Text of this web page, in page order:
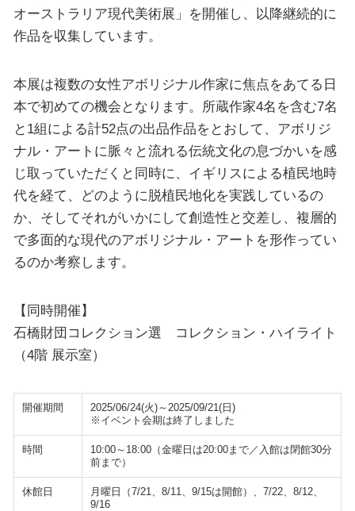
オーストラリア現代美術展」を開催し、以降継続的に
作品を収集しています。
本展は複数の女性アボリジナル作家に焦点をあてる日
本で初めての機会となります。所蔵作家4名を含む7名
と1組による計52点の出品作品をとおして、アボリジ
ナル・アートに脈々と流れる伝統文化の息づかいを感
じ取っていただくと同時に、イギリスによる植民地時
代を経て、どのように脱植民地化を実践しているの
か、そしてそれがいかにして創造性と交差し、複層的
で多面的な現代のアボリジナル・アートを形作ってい
るのか考察します。
【同時開催】
石橋財団コレクション選 コレクション・ハイライト
（4階 展示室）
開催期間
2025/06/24(火)～2025/09/21(日)
※イベント会期は終了しました
時間
10:00～18:00（金曜日は20:00まで／入館は閉館30分
前まで）
休館日
月曜日（7/21、8/11、9/15は開館）、7/22、8/12、
9/16